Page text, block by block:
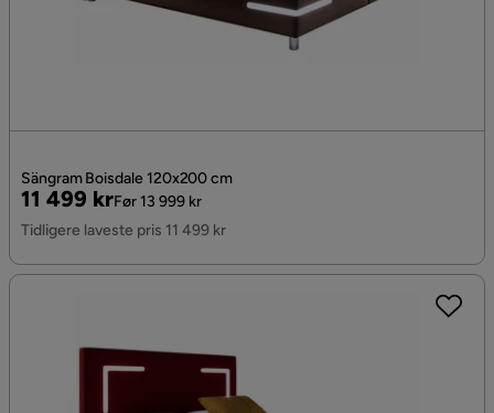
Sängram Boisdale 120x200 cm
Pris
11 499 kr
Original
Pris
Før 13 999 kr
Tidligere laveste pris 11 499 kr